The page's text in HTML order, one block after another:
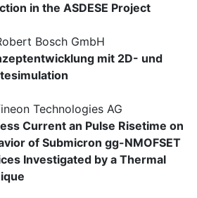
in the ASDESE Project
Bosch GmbH
mit 2D- und
Technologies AG
Current an Pulse Risetime on
of Submicron gg-NMOFSET
Investigated by a Thermal